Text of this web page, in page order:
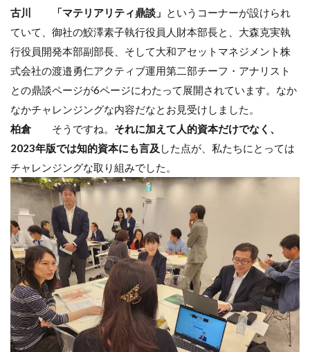
古川
「マテリアリティ鼎談」
というコーナーが設けられ
ていて、御社の鮫澤素子執行役員人財本部長と、大森克実執
行役員開発本部副部長、そして大和アセットマネジメント株
式会社の渡邉勇仁アクティブ運用第二部チーフ・アナリスト
との鼎談ページが6ページにわたって展開されています。なか
なかチャレンジングな内容だなとお見受けしました。
柏倉そうですね。 それに加えて人的資本だけでなく、
2023年版では知的資本にも言及 した点が、私たちにとっては
チャレンジングな取り組みでした。